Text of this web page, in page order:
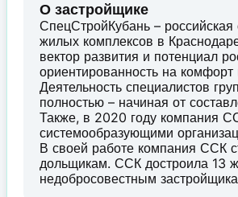
О застройщике
СпецСтройКубань –
жилых комплексов в
вектор развития и потенциал
ориентированность на
Деятельность специалистов
полностью – начиная от
Также, в 2020 году компания
системообразующими
В своей работе компания ССК
дольщикам. ССК достроила 13
недобросовестным